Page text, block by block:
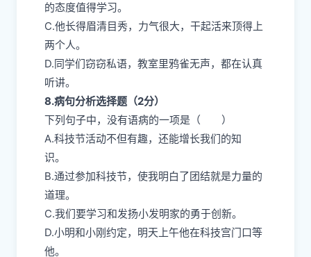
的态度值得学习。
C.他长得眉清目秀，力气很大，干起活来顶得上
两个人。
D.同学们窃窃私语，教室里鸦雀无声，都在认真
听讲。
8.病句分析选择题（2分）
下列句子中，没有语病的一项是（ ）
A.科技节活动不但有趣，还能增长我们的知
识。
B.通过参加科技节，使我明白了团结就是力量的
道理。
C.我们要学习和发扬小发明家的勇于创新。
D.小明和小刚约定，明天上午他在科技宫门口等
他。